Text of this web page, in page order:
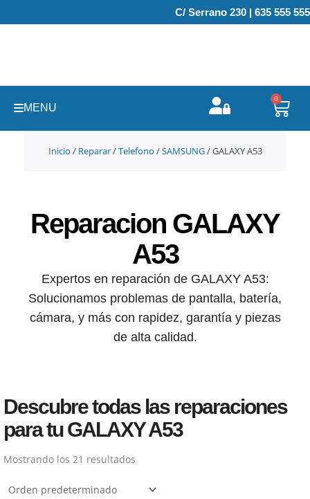
al
C/ Serrano 230 | 635 555 555
MENU
0
Inicio / Reparar/Telefono /SAMSUNG/ GALAXY A53
Reparacion GALAXY
A53
Expertos en reparación de GALAXY A53:
Solucionamos problemas de pantalla, batería,
cámara, y más con rapidez, garantía y piezas
de alta calidad.
Descubre todas las reparaciones
para tu GALAXY A53
Mostrando los 21 resultados